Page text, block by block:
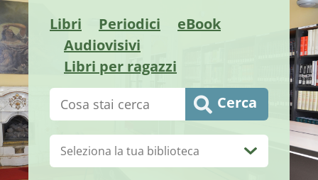
Libri Periodici
eBook
Audiovisivi
Libri per ragazzi
Cerca su "Catalogo" Cerca
Biblioteca: